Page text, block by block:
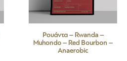
Ρουάντα – Rwanda –
Muhondo – Red Bourbon –
Anaerobic